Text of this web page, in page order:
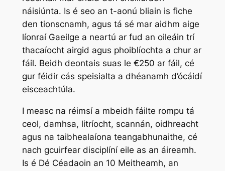
náisiúnta. Is é seo an t-aonú bliain is fiche
den tionscnamh, agus tá sé mar aidhm aige
líonraí Gaeilge a neartú ar fud an oileáin trí
thacaíocht airgid agus phoiblíochta a chur ar
fáil. Beidh deontais suas le €250 ar fáil, cé
gur féidir cás speisialta a dhéanamh d’ócáidí
eisceachtúla.
I measc na réimsí a mbeidh fáilte rompu tá
ceol, damhsa, litríocht, scannán, oidhreacht
agus na taibhealaíona teangabhunaithe, cé
nach gcuirfear disciplíní eile as an áireamh.
Is é Dé Céadaoin an 10 Meitheamh, an